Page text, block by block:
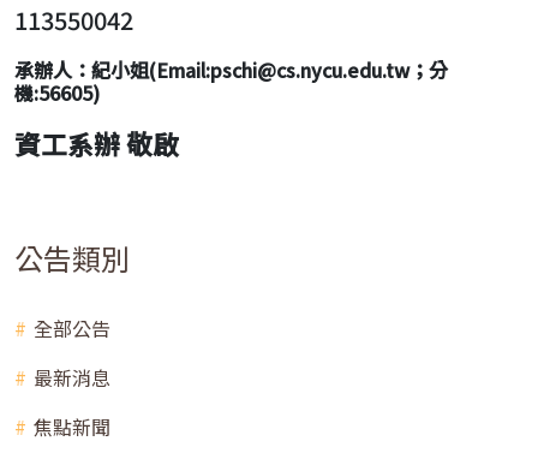
113550042
承辦人：紀小姐(Email:pschi@cs.nycu.edu.tw；分
機:56605)
資工系辦 敬啟
公告類別
全部公告
最新消息
焦點新聞